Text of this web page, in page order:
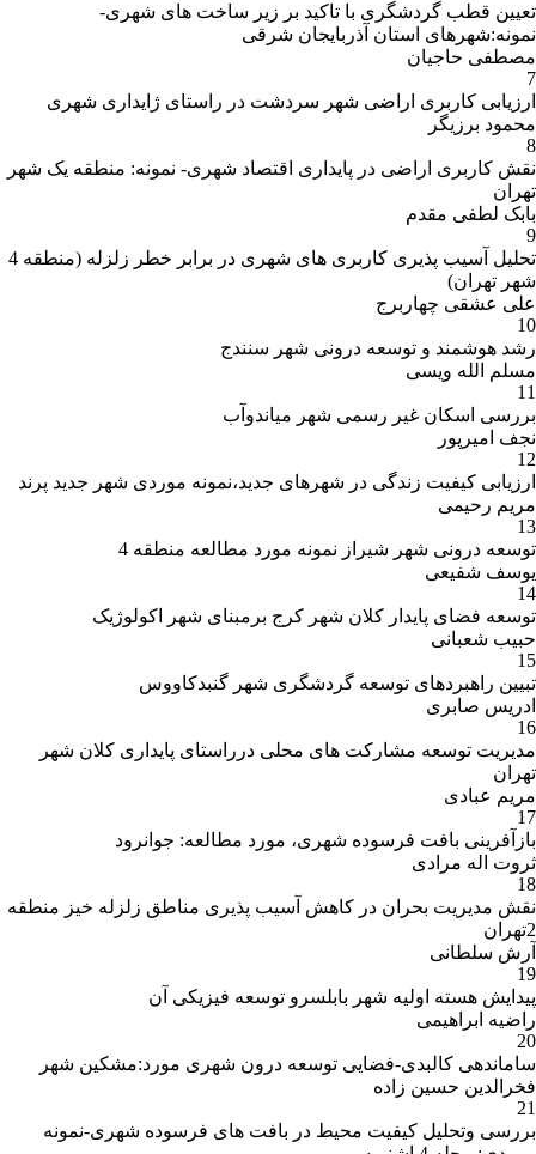
تعیین قطب گردشگری با تاکید بر زیر ساخت های شهری-
نمونه:شهرهای استان آذربایجان شرقی
مصطفی حاجیان
7
ارزیابی کاربری اراضی شهر سردشت در راستای ژایداری شهری
محمود برزیگر
8
نقش کاربری اراضی در پایداری اقتصاد شهری- نمونه: منطقه یک شهر
تهران
بابک لطفی مقدم
9
تحلیل آسیب پذیری کاربری های شهری در برابر خطر زلزله (منطقه 4
شهر تهران)
علی عشقی چهاربرج
10
رشد هوشمند و توسعه درونی شهر سنندج
مسلم الله ویسی
11
بررسی اسکان غیر رسمی شهر میاندوآب
نجف امیرپور
12
ارزیابی کیفیت زندگی در شهرهای جدید،نمونه موردی شهر جدید پرند
مریم رحیمی
13
توسعه درونی شهر شیراز نمونه مورد مطالعه منطقه 4
یوسف شفیعی
14
توسعه فضای پایدار کلان شهر کرج برمبنای شهر اکولوژیک
حبیب شعبانی
15
تبیین راهبردهای توسعه گردشگری شهر گنبدکاووس
ادریس صابری
16
مدیریت توسعه مشارکت های محلی درراستای پایداری کلان شهر
تهران
مریم عبادی
17
بازآفرینی بافت فرسوده شهری، مورد مطالعه: جوانرود
ثروت اله مرادی
18
نقش مدیریت بحران در کاهش آسیب پذیری مناطق زلزله خیز منطقه
2تهران
آرش سلطانی
19
پیدایش هسته اولیه شهر بابلسرو توسعه فیزیکی آن
راضیه ابراهیمی
20
ساماندهی کالبدی-فضایی توسعه درون شهری مورد:مشکین شهر
فخرالدین حسین زاده
21
بررسی وتحلیل کیفیت محیط در بافت های فرسوده شهری-نمونه